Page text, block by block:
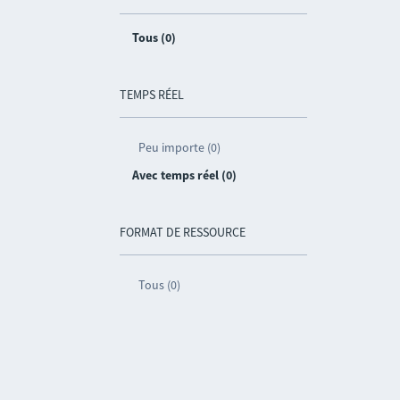
Tous (0)
TEMPS RÉEL
Peu importe (0)
Avec temps réel (0)
FORMAT DE RESSOURCE
Tous (0)